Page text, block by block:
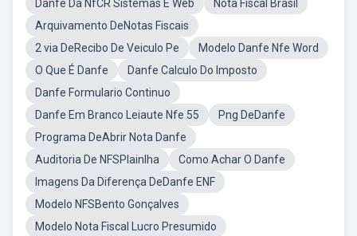
Danfe Da NfCR Sistemas E Web
Nota Fiscal Brasil
Arquivamento DeNotas Fiscais
2 via DeRecibo De Veiculo Pe
Modelo Danfe Nfe Word
O Que É Danfe
Danfe Calculo Do Imposto
Danfe Formulario Continuo
Danfe Em Branco Leiaute Nfe 55
Png DeDanfe
Programa DeAbrir Nota Danfe
Auditoria De NFSPlainlha
Como Achar O Danfe
Imagens Da Diferença DeDanfe ENF
Modelo NFSBento Gonçalves
Modelo Nota Fiscal Lucro Presumido